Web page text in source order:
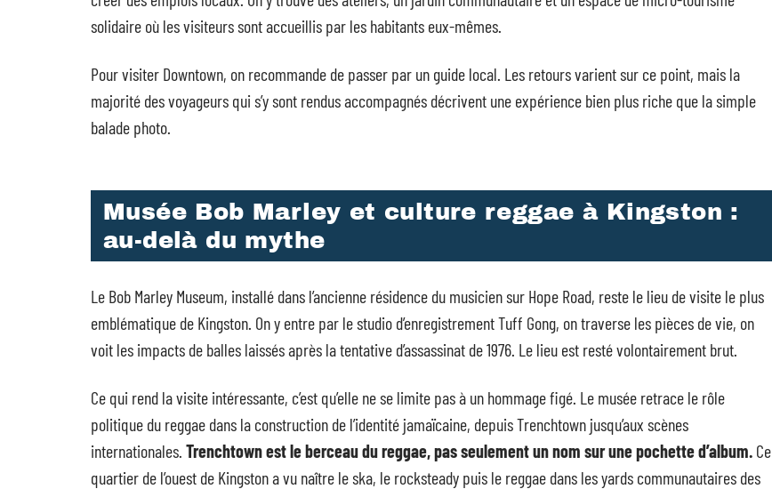
solidaire où les visiteurs sont accueillis par les habitants eux-mêmes.
Pour visiter Downtown, on recommande de passer par un guide local. Les retours varient sur ce point, mais la
majorité des voyageurs qui s’y sont rendus accompagnés décrivent une expérience bien plus riche que la simple
balade photo.
Musée Bob Marley et culture reggae à Kingston :
au-delà du mythe
Le Bob Marley Museum, installé dans l’ancienne résidence du musicien sur Hope Road, reste le lieu de visite le plus
emblématique de Kingston. On y entre par le studio d’enregistrement Tuff Gong, on traverse les pièces de vie, on
voit les impacts de balles laissés après la tentative d’assassinat de 1976. Le lieu est resté volontairement brut.
Ce qui rend la visite intéressante, c’est qu’elle ne se limite pas à un hommage figé. Le musée retrace le rôle
politique du reggae dans la construction de l’identité jamaïcaine, depuis Trenchtown jusqu’aux scènes
internationales. Trenchtown est le berceau du reggae, pas seulement un nom sur une pochette d’album. Ce
quartier de l’ouest de Kingston a vu naître le ska, le rocksteady puis le reggae dans les yards communautaires des